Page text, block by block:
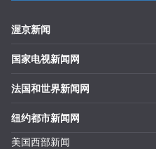
渥京新闻
国家电视新闻网
法国和世界新闻网
纽约都市新闻网
美国西部新闻